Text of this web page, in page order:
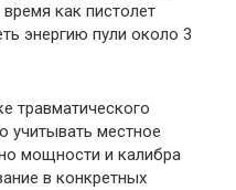
как пистолет
энергию пули около 3
травматического
учитывать местное
мощности и калибра
в конкретных